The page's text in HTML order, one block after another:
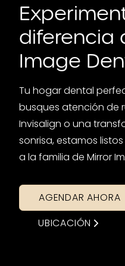
diferencia
Image
Tu hogar dental
busques atención de
Invisalign o una
sonrisa, estamos
a la familia de Mirror
AGENDAR AHORA
UBICACIÓN